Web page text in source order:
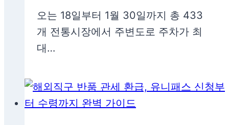
오는 18일부터 1월 30일까지 총 433
개 전통시장에서 주변도로 주차가 최
대…